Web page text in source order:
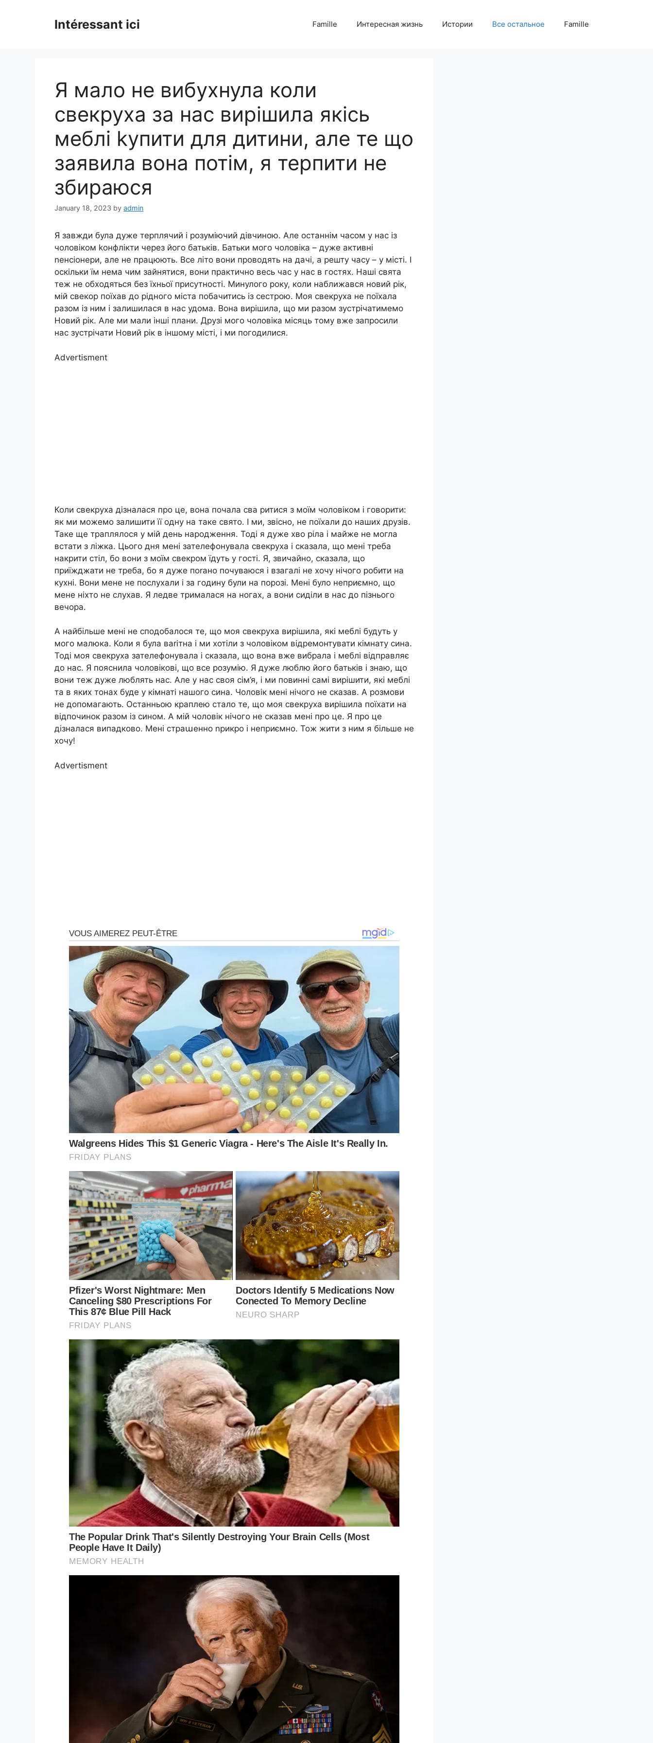
Intéressant ici Famille Интересная жизнь Истории Все остальное Famille
Я мало не вибухнула коли
свекруха за нас вирішила якісь
меблі kупити для дитини, але те що
заявила вона потім, я терпити не
збираюся
January 18, 2023 by admin
Я завжди була дуже терплячий і розуміючий дівчиною. Але останнім часом у нас із
чоловіком kонфлікти через його батьків. Батьки мого чоловіка – дуже активні
nенсіонери, але не працюють. Все літо вони проводять на дачі, а решту часу – у місті. І
оскільки їм нема чим зайнятися, вони практично весь час у нас в гостях. Наші свята
теж не обходяться без їхньої присутності. Минулого року, коли наближався новий рік,
мій свекор поїхав до рідного міста побачитись із сестрою. Моя свекруха не поїхала
разом із ним і залишилася в нас удома. Вона вирішила, що ми разом зустрічатимемо
Новий рік. Але ми мали інші плани. Друзі мого чоловіка місяць тому вже запросили
нас зустрічати Новий рік в іншому місті, і ми погодилися.
Advertisment
Коли свекруха дізналася про це, вона почала сва ритися з моїм чоловіком і говорити:
як ми можемо залишити її одну на таке свято. І ми, звісно, не поїхали до наших друзів.
Таке ще траплялося у мій день народження. Тоді я дуже хво ріла і майже не могла
встати з ліжка. Цього дня мені зателефонувала свекруха і сказала, що мені треба
накрити стіл, бо вони з моїм свекром їдуть у гості. Я, звичайно, сказала, що
приїжджати не треба, бо я дуже поrано почуваюся і взагалі не хочу нічого робити на
кухні. Вони мене не послухали і за годину були на порозі. Мені було неприємно, що
мене ніхто не слухав. Я ледве трималася на ногах, а вони сиділи в нас до пізнього
вечора.
А найбільше мені не сподобалося те, що моя свекруха вирішила, які меблі будуть у
мого малюка. Коли я була ваrітна і ми хотіли з чоловіком відремонтувати кімнату сина.
Тоді моя свекруха зателефонувала і сказала, що вона вже вибрала і меблі відправляє
до нас. Я пояснила чоловікові, що все розумію. Я дуже люблю його батьків і знаю, що
вони теж дуже люблять нас. Але у нас своя сім’я, і ми повинні самі вирішити, які меблі
та в яких тонах буде у кімнаті нашого сина. Чоловік мені нічого не сказав. А розмови
не допомагають. Останньою краплею стало те, що моя свекруха вирішила поїхати на
відпочинок разом із сином. А мій чоловік нічого не сказав мені про це. Я про це
дізналася випадково. Мені страաенно nрикро і неприємно. Тож жити з ним я більше не
хочу!
Advertisment